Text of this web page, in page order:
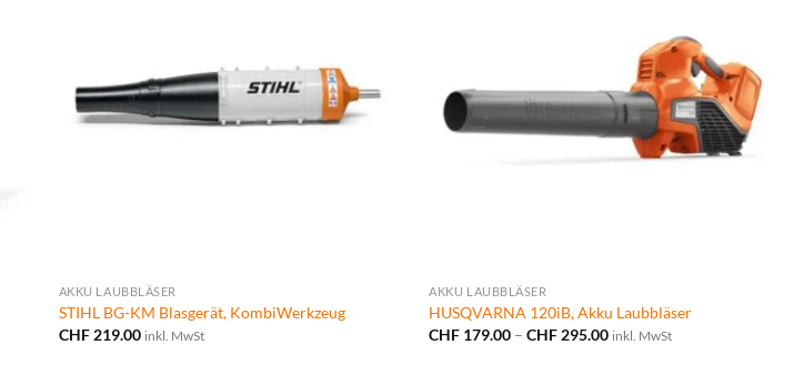
AKKU LAUBBLÄSER
STIHL BG-KM Blasgerät, KombiWerkzeug
CHF219.00 inkl. MwSt
AKKU LAUBBLÄSER
HUSQVARNA 120iB, Akku Laubbläser
CHF 179.00 –CHF 295.00Preisspanne:
inkl. MwSt